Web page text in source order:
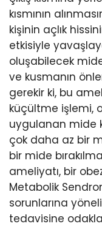
kısmının
kişinin açlık
etkisiyle
oluşabilecek
ve kusmanın
gerekir ki, bu
küçültme işlemi,
uygulanan mide
çok daha az bir
bir mide
ameliyatı, bir
Metabolik
sorunlarına
tedavisine